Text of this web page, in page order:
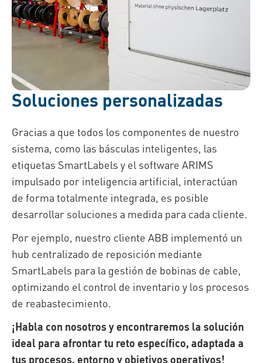
Soluciones personalizadas
Gracias a que todos los componentes de nuestro
sistema , como las básculas inteligentes, las
etiquetas SmartLabels y el software ARIMS
impulsado por inteligencia artificial, interactúan
de forma totalmente integrada, es posible
desarrollar soluciones a medida para cada cliente.
Por ejemplo, nuestro cliente ABB implementó un
hub centralizado de reposición mediante
SmartLabels para la gestión de bobinas de cable,
optimizando el control de inventario y los procesos
de reabastecimiento.
¡Habla con nosotros y encontraremos la solución
ideal para afrontar tu reto específico, adaptada a
tus procesos, entorno y objetivos operativos!